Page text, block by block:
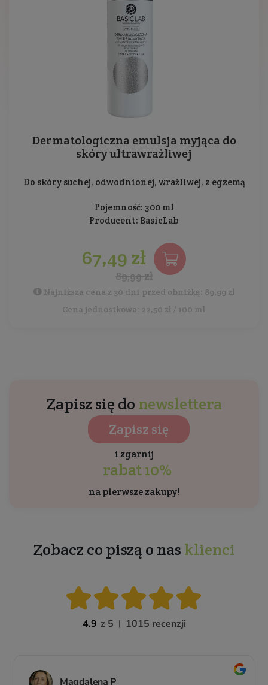
Dermatologiczna emulsja myjąca do
skóry ultrawrażliwej
Do skóry suchej, odwodnionej, wrażliwej, z egzemą
Pojemność: 300 ml
Producent: BasicLab
67,49 zł
89,99 zł
Najniższa cena z 30 dni przed obniżką: 89,99 zł
Cena jednostkowa: 22,50 zł / 100 ml
Zapisz się do newslettera
Zapisz się
i zgarnij
rabat 10%
na pierwsze zakupy!
Zobacz co piszą o nas klienci